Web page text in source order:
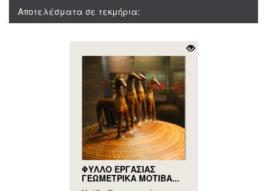
Αποτελέσματα σε τεκμήρια:
ΦΥΛΛΟ ΕΡΓΑΣΙΑΣ
ΓΕΩΜΕΤΡΙΚΑ ΜΟΤΙΒΑ...